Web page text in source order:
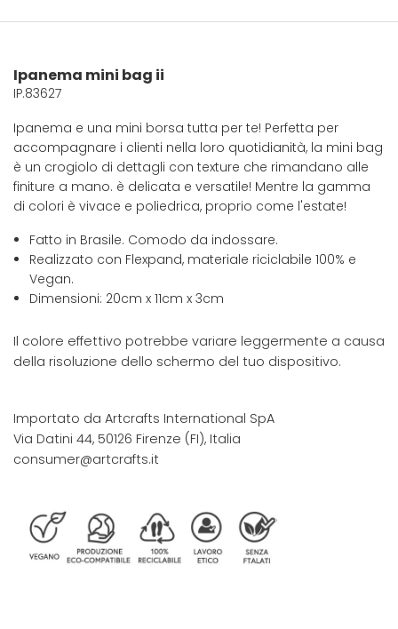
Ipanema mini bag ii
IP.83627
Ipanema e una mini borsa tutta per te! Perfetta per
accompagnare i clienti nella loro quotidianità, la mini bag
è un crogiolo di dettagli con texture che rimandano alle
finiture a mano. è delicata e versatile! Mentre la gamma
di colori è vivace e poliedrica, proprio come l'estate!
Fatto in Brasile. Comodo da indossare.
Realizzato con Flexpand, materiale riciclabile 100% e
Vegan.
Dimensioni: 20cm x 11cm x 3cm
Il colore effettivo potrebbe variare leggermente a causa
della risoluzione dello schermo del tuo dispositivo.
Importato da Artcrafts International SpA
Via Datini 44, 50126 Firenze (FI), Italia
consumer@artcrafts.it